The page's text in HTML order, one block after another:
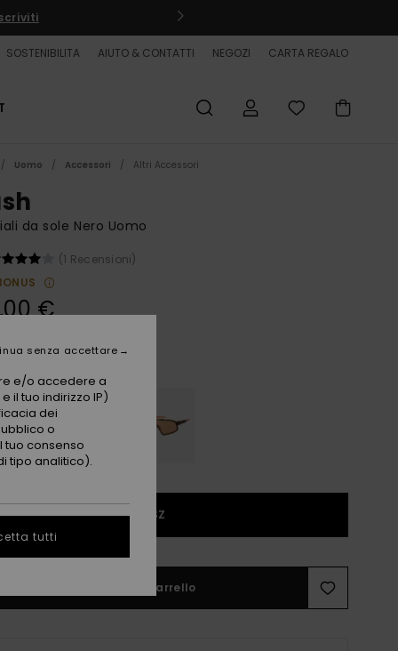
SOSTENIBILITA AIUTO & CONTATTI NEGOZI CARTA REGALO
Uomo Accessori Altri Accessori
da sole Nero Uomo
(1 Recensioni)
€
1SZ
Aggiungi al carrello
e/o accedere a
il tuo indirizzo IP)
dei
o
tuo consenso
tipo analitico).
senza accettare
tutti